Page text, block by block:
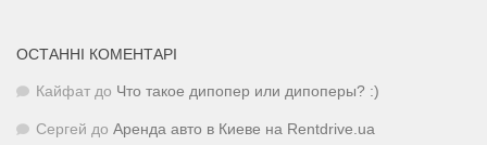
ОСТАННІ КОМЕНТАРІ
Кайфат до Что такое дипопер или дипоперы? :)
Сергей до Аренда авто в Киеве на Rentdrive.ua